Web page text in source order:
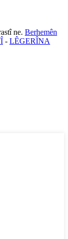
ne. Berhemên
- LÊGERÎNA